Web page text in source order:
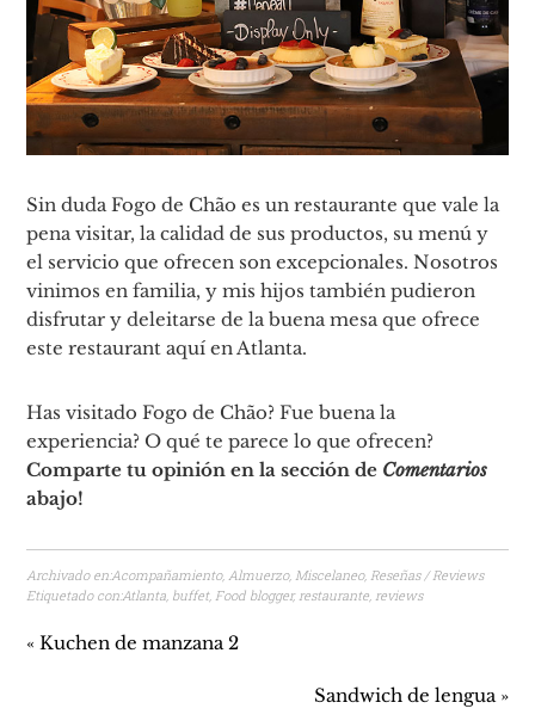
Sin duda Fogo de Chão es un restaurante que vale la
pena visitar, la calidad de sus productos, su menú y
el servicio que ofrecen son excepcionales. Nosotros
vinimos en familia, y mis hijos también pudieron
disfrutar y deleitarse de la buena mesa que ofrece
este restaurant aquí en Atlanta.
Has visitado Fogo de Chão? Fue buena la
experiencia? O qué te parece lo que ofrecen?
Comparte tu opinión en la sección de Comentarios
abajo!
Archivado en:Acompañamiento,Almuerzo,Miscelaneo,Reseñas / Reviews
Etiquetado con:Atlanta, buffet,Food blogger,restaurante,reviews
« Kuchen de manzana 2
Sandwich de lengua »